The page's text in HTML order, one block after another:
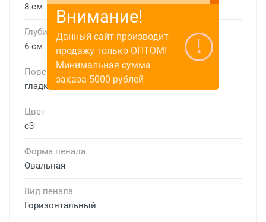
8 см
Глубина
6 см
Поверхность
гладкая
Цвет
с3
Форма пенала
Овальная
Вид пенала
Горизонтальный
Внимание!
Данный сайт производит
продажу только ОПТОМ!
Минимальная сумма
заказа 5000 рублей